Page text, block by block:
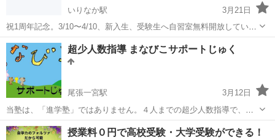
いりなか駅
3月21日
祝1周年記念。3/10〜4/10、新入生、受験生へ自習室無料開放していま
す。新しく第2教室も用意しましたので、まだ、新規の方も利用できま
す。
愛知 名古屋市 いりなか駅 塾 無料
超少人数指導 まなびこサポートじゅく
尾張一宮駅
3月12日
当塾は、「進学塾」ではありません。４人までの超少人数指導で、基
本的に既習の内容を復習したり、学習したことが難しく、学校の授業
に不安に感じている内容をサポートします。 ・３０分単位での学習
愛知 一宮市 尾張一宮駅 塾 冬休み
授業料０円で高校受験・大学受験ができる！